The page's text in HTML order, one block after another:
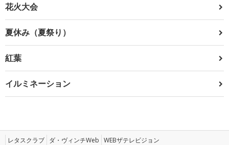
花火大会
夏休み（夏祭り）
紅葉
イルミネーション
レタスクラブ ダ・ヴィンチWeb WEBザテレビジョン